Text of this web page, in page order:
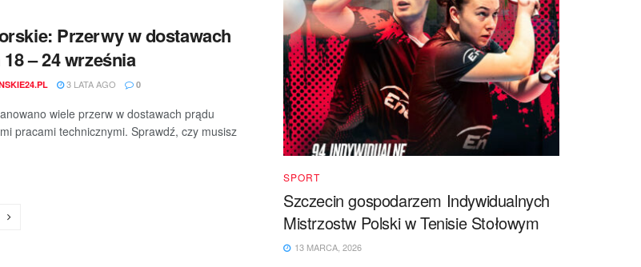
Przerwy w dostawach
– 24 września
3 LATA AGO 0
wiele przerw w dostawach prądu
pracami technicznymi. Sprawdź, czy musisz
SPORT
Szczecin gospodarzem Indywidualnych
Mistrzostw Polski w Tenisie Stołowym
13 MARCA, 2026